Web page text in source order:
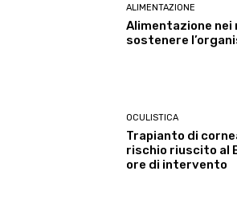
ALIMENTAZIONE
Alimentazione nei
sostenere
OCULISTICA
Trapianto di
rischio riuscito al
ore di intervento